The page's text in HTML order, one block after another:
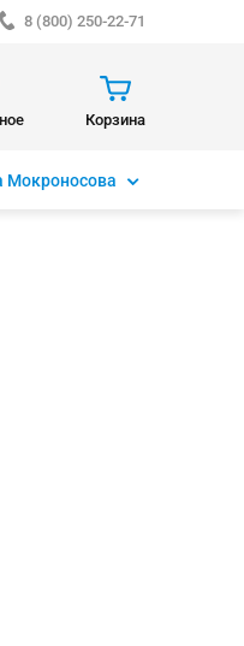
8 (800) 250-22-71
Корзина
Мокроносова